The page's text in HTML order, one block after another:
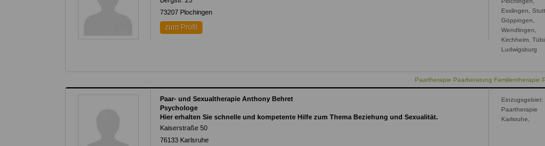
73207 Plochingen
zum Profil
Esslingen,
Göppingen,
Wendlingen,
Kirchheim,
Ludwigsburg
Paartherapie Paarberatung Familientherapie
Paar- und Sexualtherapie Anthony Behret
Psychologe
Hier erhalten Sie schnelle und kompetente Hilfe zum Thema Beziehung und Sexualität.
Kaiserstraße 50
76133 Karlsruhe
Einzugsgebiet:
Paartherapie
Karlsruhe,